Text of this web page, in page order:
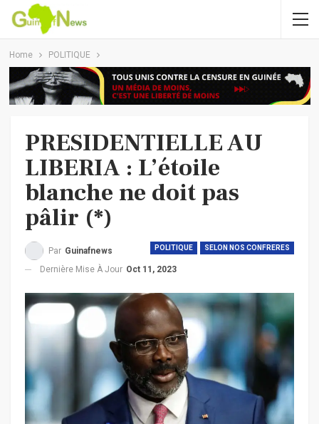
Home POLITIQUE
PRESIDENTIELLE AU
LIBERIA : L’étoile
blanche ne doit pas
pâlir (*)
POLITIQUE SELON NOS CONFRERES
Par Guinafnews
Dernière Mise À Jour Oct 11, 2023